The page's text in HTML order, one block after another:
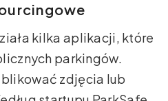
kilka aplikacji, które
parkingów.
zdjęcia lub